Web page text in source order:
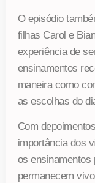
O episódio
filhas Carol e
experiência de
ensinamentos
maneira como
as escolhas do
Com
importância dos
os ensinamentos
permanecem